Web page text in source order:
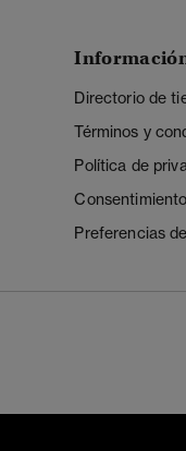
Directorio de
Términos y
Política de
Preferencias